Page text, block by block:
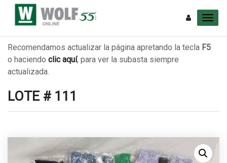
Recomendamos actualizar la página apretando la tecla F5
o haciendo clic aquí, para ver la subasta siempre
actualizada.
LOTE # 111